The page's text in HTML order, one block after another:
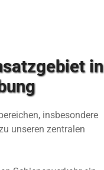
in
insbesondere
unseren zentralen